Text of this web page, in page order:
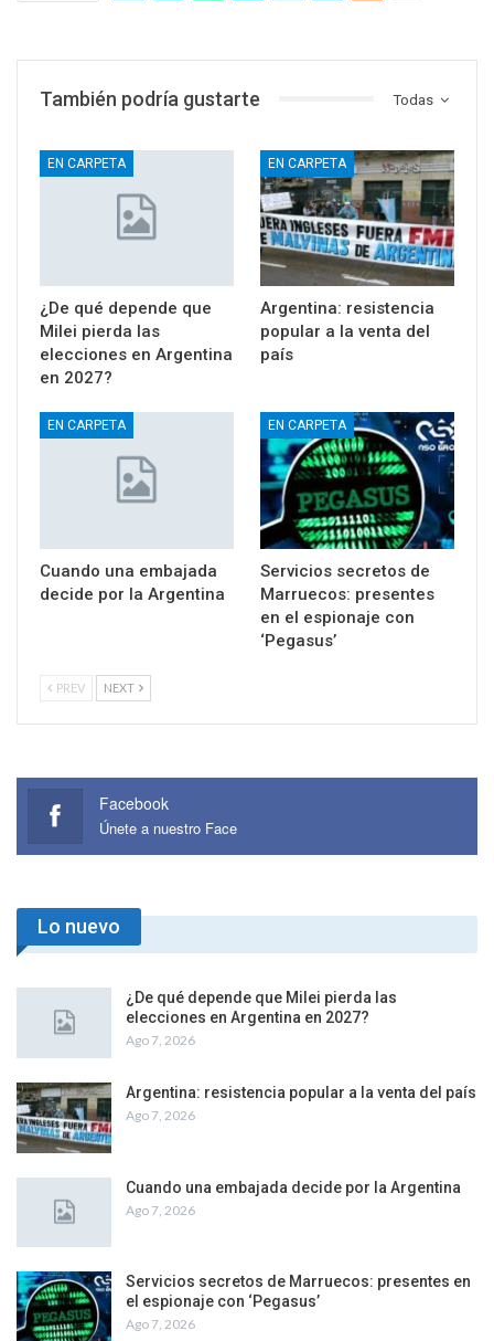
Todas
También podría gustarte
EN CARPETA
¿De qué depende que
Milei pierda las
elecciones en Argentina
en 2027?
EN CARPETA
Argentina: resistencia
popular a la venta del
país
EN CARPETA
Cuando una embajada
decide por la Argentina
EN CARPETA
Servicios secretos de
Marruecos: presentes
en el espionaje con
‘Pegasus’
PREV NEXT
Facebook
Únete a nuestro Face
Lo nuevo
¿De qué depende que Milei pierda las
elecciones en Argentina en 2027?
Ago 7, 2026
Argentina: resistencia popular a la venta del país
Ago 7, 2026
Cuando una embajada decide por la Argentina
Ago 7, 2026
Servicios secretos de Marruecos: presentes en
el espionaje con ‘Pegasus’
Ago 7, 2026